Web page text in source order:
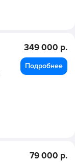
349 000 р.
Подробнее
79 000 р.